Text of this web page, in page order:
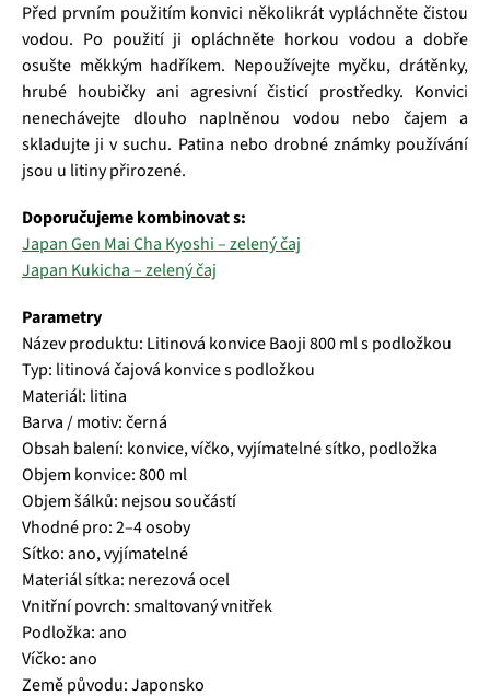
Před prvním použitím konvici několikrát vypláchněte čistou
vodou. Po použití ji opláchněte horkou vodou a dobře
osušte měkkým hadříkem. Nepoužívejte myčku, drátěnky,
hrubé houbičky ani agresivní čisticí prostředky. Konvici
nenechávejte dlouho naplněnou vodou nebo čajem a
skladujte ji v suchu. Patina nebo drobné známky používání
jsou u litiny přirozené.
Doporučujeme kombinovat s:
Japan Gen Mai Cha Kyoshi – zelený čaj
Japan Kukicha – zelený čaj
Parametry
Název produktu: Litinová konvice Baoji 800 ml s podložkou
Typ: litinová čajová konvice s podložkou
Materiál: litina
Barva / motiv: černá
Obsah balení: konvice, víčko, vyjímatelné sítko, podložka
Objem konvice: 800 ml
Objem šálků: nejsou součástí
Vhodné pro: 2–4 osoby
Sítko: ano, vyjímatelné
Materiál sítka: nerezová ocel
Vnitřní povrch: smaltovaný vnitřek
Podložka: ano
Víčko: ano
Země původu: Japonsko